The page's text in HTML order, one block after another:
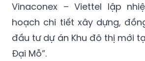
Vinaconex – Viettel lập
hoạch chi tiết xây dựng,
đầu tư dự án Khu đô thị mới
Đại Mỗ”.